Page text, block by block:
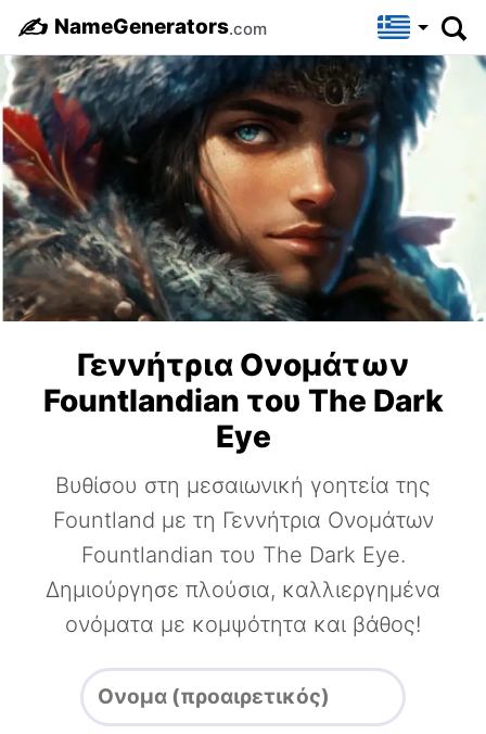
✍️ NameGenerators.com
Γεννήτρια Ονομάτων
Fountlandian του The Dark
Eye
Βυθίσου στη μεσαιωνική γοητεία της
Fountland με τη Γεννήτρια Ονομάτων
Fountlandian του The Dark Eye.
Δημιούργησε πλούσια, καλλιεργημένα
ονόματα με κομψότητα και βάθος!